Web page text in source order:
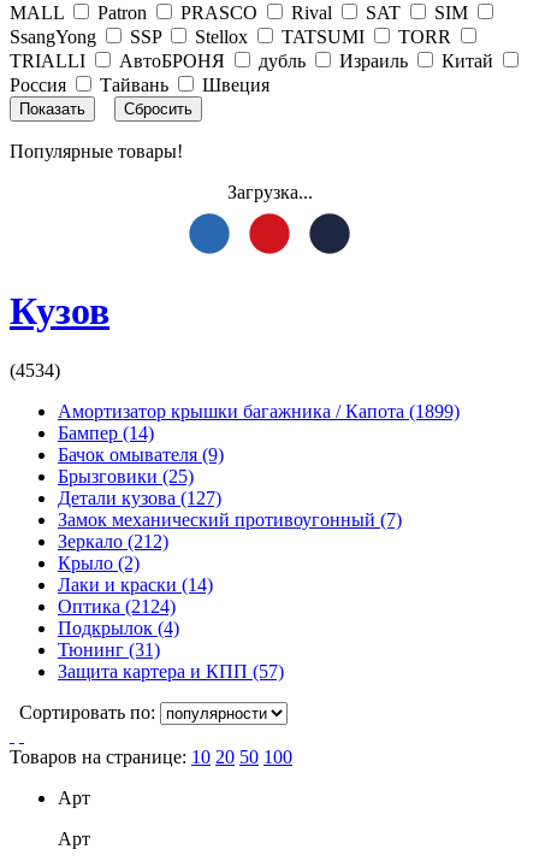
MALL
Patron PRASCO Rival SAT
SIM
SsangYong
SSP Stellox TATSUMI
TORR
TRIALLI
АвтоБРОНЯ дубль Израиль
Китай
Россия
Тайвань Швеция
Популярные товары!
Загрузка...
Кузов
(4534)
Амортизатор крышки багажника / Капота (1899)
Бампер (14)
Бачок омывателя (9)
Брызговики (25)
Детали кузова (127)
Замок механический противоугонный (7)
Зеркало (212)
Крыло (2)
Лаки и краски (14)
Оптика (2124)
Подкрылок (4)
Тюнинг (31)
Защита картера и КПП (57)
Сортировать по:
Товаров на странице: 10 20 50 100
Арт
Арт